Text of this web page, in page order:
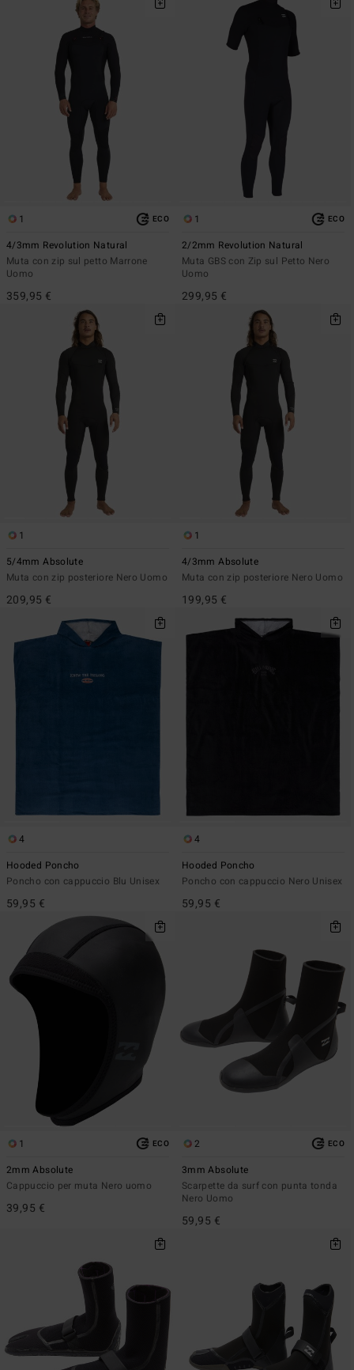
1 ECO
4/3mm Revolution Natural
Muta con zip sul petto Marrone
Uomo
359,95 €
1 ECO
2/2mm Revolution Natural
Muta GBS con Zip sul Petto Nero
Uomo
299,95 €
1
5/4mm Absolute
Muta con zip posteriore Nero Uomo
209,95 €
1
4/3mm Absolute
Muta con zip posteriore Nero Uomo
199,95 €
4
Hooded Poncho
Poncho con cappuccio Blu Unisex
59,95 €
4
Hooded Poncho
Poncho con cappuccio Nero Unisex
59,95 €
1 ECO
2mm Absolute
Cappuccio per muta Nero uomo
39,95 €
2 ECO
3mm Absolute
Scarpette da surf con punta tonda
Nero Uomo
59,95 €